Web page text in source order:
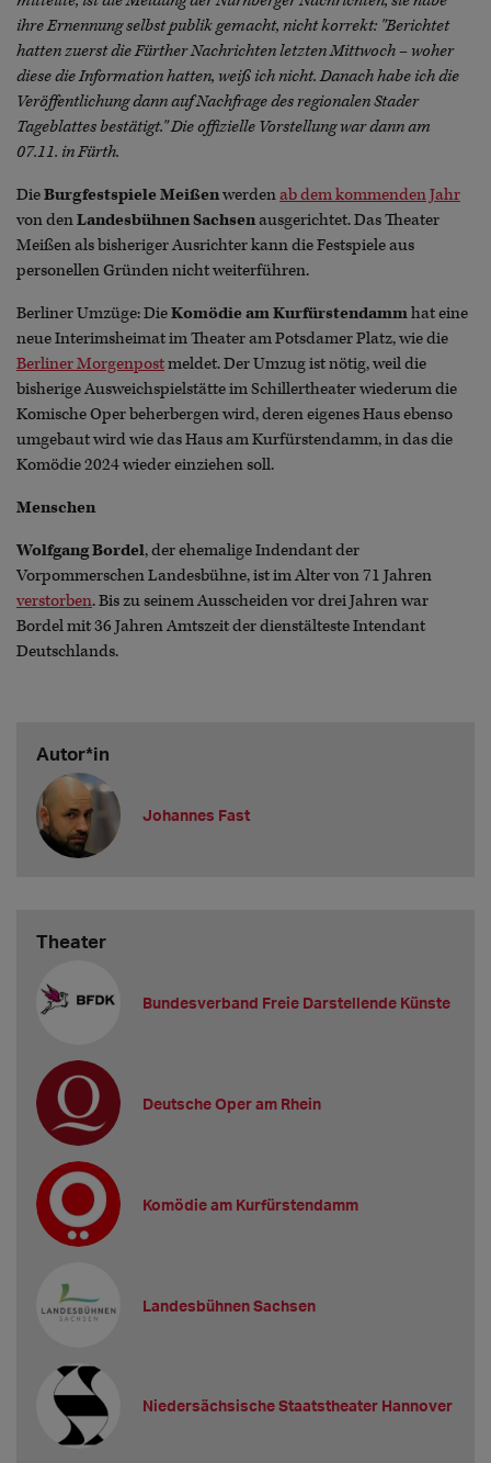
ihre Ernennung selbst publik gemacht, nicht korrekt: "Berichtet
hatten zuerst die Fürther Nachrichten letzten Mittwoch – woher
diese die Information hatten, weiß ich nicht. Danach habe ich die
Veröffentlichung dann auf Nachfrage des regionalen Stader
Tageblattes bestätigt."Die offizielle Vorstellung war dann am
07.11. in Fürth.
DieBurgfestspiele Meißenwerdenab dem kommenden Jahr
von denLandesbühnen Sachsenausgerichtet. Das Theater
Meißen als bisheriger Ausrichter kann die Festspiele aus
personellen Gründen nicht weiterführen.
Berliner Umzüge:DieKomödie am Kurfürstendammhat eine
neue Interimsheimat im Theater am Potsdamer Platz, wie die
Berliner Morgenpostmeldet. Der Umzug ist nötig, weil die
bisherige Ausweichspielstätte im Schillertheater wiederum die
Komische Oper beherbergen wird, deren eigenes Haus ebenso
umgebaut wird wie das Haus am Kurfürstendamm, in das die
Komödie 2024 wieder einziehen soll.
Menschen
Wolfgang Bordel, der ehemalige Indendant der
Vorpommerschen Landesbühne, ist im Alter von 71 Jahren
verstorben. Bis zu seinem Ausscheiden vor drei Jahren war
Bordel mit 36 Jahren Amtszeit der dienstälteste Intendant
Deutschlands.
Autor*in
Johannes Fast
Theater
Bundesverband Freie Darstellende Künste
Deutsche Oper am Rhein
Komödie am Kurfürstendamm
Landesbühnen Sachsen
Niedersächsische Staatstheater Hannover